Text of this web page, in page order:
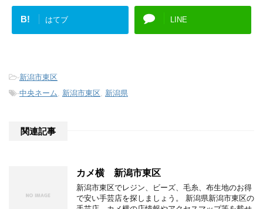
B! はてブ LINE
-新潟市東区
-中央ネーム 新潟市東区 新潟県
関連記事
カメ横 新潟市東区
新潟市東区でレジン、ビーズ、毛糸、布生地のお得
で安い手芸店を探しましょう。 新潟県新潟市東区の